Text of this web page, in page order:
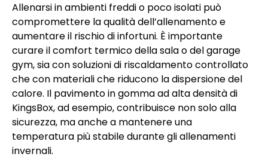
Allenarsi in ambienti freddi o poco isolati può
compromettere la qualità dell’allenamento e
aumentare il rischio di infortuni. È importante
curare il comfort termico della sala o del garage
gym, sia con soluzioni di riscaldamento controllato
che con materiali che riducono la dispersione del
calore. Il pavimento in gomma ad alta densità di
KingsBox, ad esempio, contribuisce non solo alla
sicurezza, ma anche a mantenere una
temperatura più stabile durante gli allenamenti
invernali.